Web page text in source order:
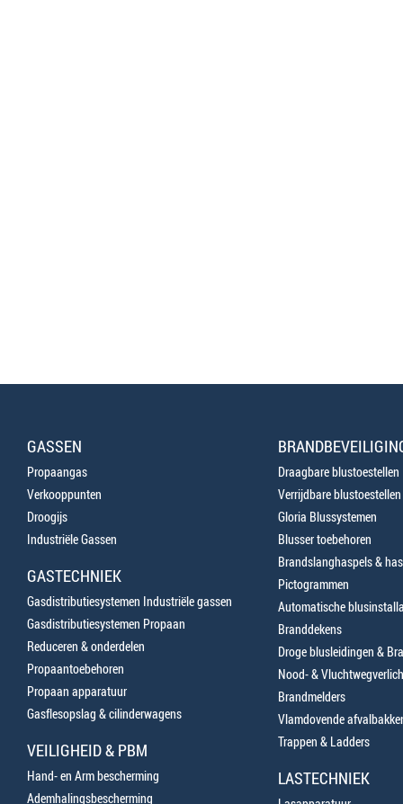
GASSEN
Propaangas
Verkooppunten
Droogijs
Industriële Gassen
GASTECHNIEK
Gasdistributiesystemen Industriële gassen
Gasdistributiesystemen Propaan
Reduceren & onderdelen
Propaantoebehoren
Propaan apparatuur
Gasflesopslag & cilinderwagens
VEILIGHEID & PBM
Hand- en Arm bescherming
Ademhalingsbescherming
Draagbare blustoestellen
Verrijdbare blustoestellen
Gloria Blussystemen
Blusser toebehoren
Brandslanghaspels &
Pictogrammen
Automatische
Branddekens
Droge blusleidingen &
Nood- &
Brandmelders
Vlamdovende
Trappen & Ladders
LASTECHNIEK